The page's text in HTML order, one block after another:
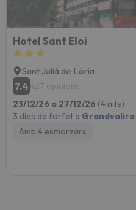
Hotel Sant Eloi
Sant Julià de Lòria
7.4427 opinions
23/12/26 a 27/12/26 (4 nits)
3 dies de forfet a Grandvalira
Amb 4 esmorzars